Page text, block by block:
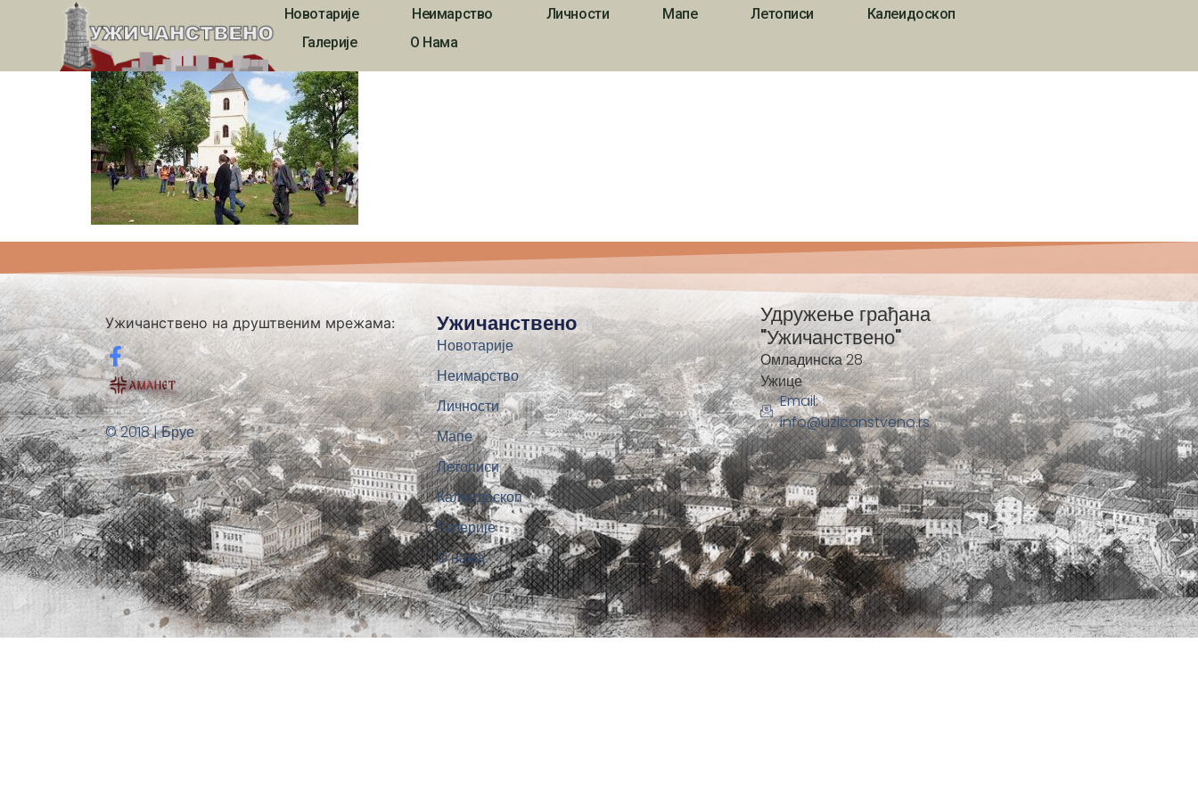
Новотарије Неимарство Личности Мапе Летописи
Калеидоскоп
Галерије
О Нама
21vek_00077
Ужичанствено на друштвеним мрежама:
© 2018 | Бруе
Ужичанствено
Новотарије
Неимарство
Личности
Мапе
Летописи
Калеидоскоп
Галерије
О нама
Удружење грађана
"Ужичанствено"
Омладинска 28
Ужице
Email:
info@uzicanstveno.rs